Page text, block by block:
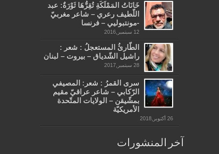
خَانَاتُ المَمْلَكَةِ تُقِرُّهَا ثَوْرَةٌ: عبد
اللّطيف رعري – شاعر مغربيّ
-مونتبوليي – فرنسا
12 سبتمبر,2016
الطّارئُ المستعجلُ : شعر :
راشيل الشّدياق – بيروت – لبنان
28 سبتمبر,2017
سرى القمرُ : شعر: المصيفي
الرّكابي – شاعر عراقيّ مقيم
بمشّيقن – الولايات المتّحدة
الأمريكيّة
26 أكتوبر,2018
آخر المنشورات